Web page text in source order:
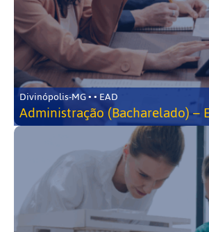
Divinópolis-MG • • EAD
Administração (Bacharelado) –